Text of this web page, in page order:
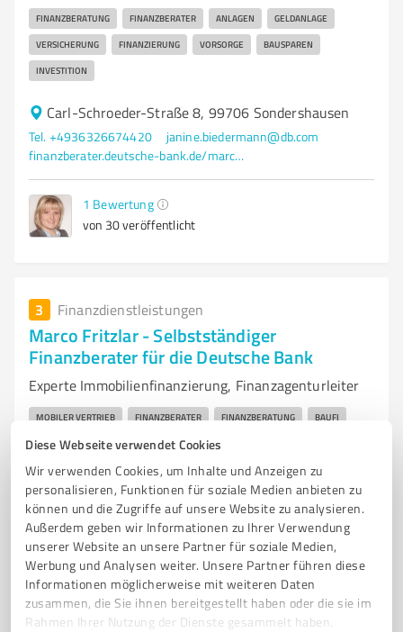
Diese Webseite verwendet Cookies
Wir verwenden Cookies, um Inhalte und Anzeigen zu
personalisieren, Funktionen für soziale Medien anbieten zu
können und die Zugriffe auf unsere Website zu analysieren.
Außerdem geben wir Informationen zu Ihrer Verwendung
unserer Website an unsere Partner für soziale Medien,
Werbung und Analysen weiter. Unsere Partner führen diese
Informationen möglicherweise mit weiteren Daten
zusammen, die Sie ihnen bereitgestellt haben oder die sie im
Rahmen Ihrer Nutzung der Dienste gesammelt haben.
FINANZBERATUNG FINANZBERATER ANLAGEN GELDANLAGE
VERSICHERUNG FINANZIERUNG VORSORGE BAUSPAREN
INVESTITION
Carl-Schroeder-Straße 8, 99706 Sondershausen
Tel. +4936326674420
janine.biedermann@db.com
finanzberater.deutsche-bank.de/marco.fritzlar_sondershausen.html
1 Bewertung
von 30 veröffentlicht
3 Finanzdienstleistungen
Marco Fritzlar - Selbstständiger
Finanzberater für die Deutsche Bank
Experte Immobilienfinanzierung, Finanzagenturleiter
MOBILER VERTRIEB FINANZBERATER FINANZBERATUNG BAUFI
SONDERSHAUSEN SONDERKONDITION
BERATUNG FAIR IMMOBILIENFINANZIERUNG PRIVATKREDIT
VERSICHERUNGEN BAUSPAREN GELDANLAGEN
INDIVIDUELLE BERATUNG ALTERSVORSORGE DEUTSCHE BANK
ANLAGE SPARBUCH INVESTITION KREDIT GELD
MARCO FRITZLAR FINANZAGENTUR
Carl-Schroeder-Straße 8, 99706 Sondershausen